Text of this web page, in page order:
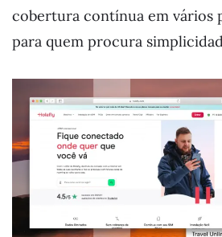
cobertura contínua em vários
para quem procura